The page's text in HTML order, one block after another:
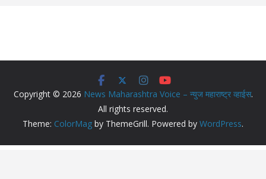
Copyright © 2026 News Maharashtra Voice – न्युज महाराष्ट्र व्हाईस.
All rights reserved.
Theme: ColorMag by ThemeGrill. Powered by WordPress.